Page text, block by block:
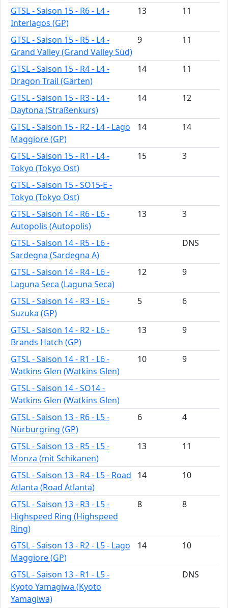
GTSL - Saison 15 - R6 - L4 -
Interlagos (GP)
13 11
GTSL - Saison 15 - R5 - L4 -
Grand Valley (Grand Valley Süd)
9 11
GTSL - Saison 15 - R4 - L4 -
Dragon Trail (Gärten)
14 11
GTSL - Saison 15 - R3 - L4 -
Daytona (Straßenkurs)
14 12
GTSL - Saison 15 - R2 - L4 - Lago
Maggiore (GP)
14 14
GTSL - Saison 15 - R1 - L4 -
Tokyo (Tokyo Ost)
15 3
GTSL - Saison 15 - SO15-E -
Tokyo (Tokyo Ost)
GTSL - Saison 14 - R6 - L6 -
Autopolis (Autopolis)
13 3
GTSL - Saison 14 - R5 - L6 -
Sardegna (Sardegna A)
DNS
GTSL - Saison 14 - R4 - L6 -
Laguna Seca (Laguna Seca)
12 9
GTSL - Saison 14 - R3 - L6 -
Suzuka (GP)
5 6
GTSL - Saison 14 - R2 - L6 -
Brands Hatch (GP)
13 9
GTSL - Saison 14 - R1 - L6 -
Watkins Glen (Watkins Glen)
10 9
GTSL - Saison 14 - SO14 -
Watkins Glen (Watkins Glen)
GTSL - Saison 13 - R6 - L5 -
Nürburgring (GP)
6 4
GTSL - Saison 13 - R5 - L5 -
Monza (mit Schikanen)
13 11
GTSL - Saison 13 - R4 - L5 - Road
Atlanta (Road Atlanta)
14 10
GTSL - Saison 13 - R3 - L5 -
Highspeed Ring (Highspeed
Ring)
8 8
GTSL - Saison 13 - R2 - L5 - Lago
Maggiore (GP)
14 10
GTSL - Saison 13 - R1 - L5 -
Kyoto Yamagiwa (Kyoto
Yamagiwa)
DNS